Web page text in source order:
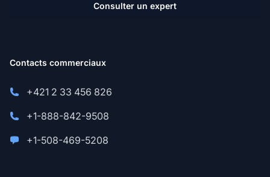
Consulter un expert
Contacts commerciaux
+421 2 33 456 826
+1-888-842-9508
+1-508-469-5208